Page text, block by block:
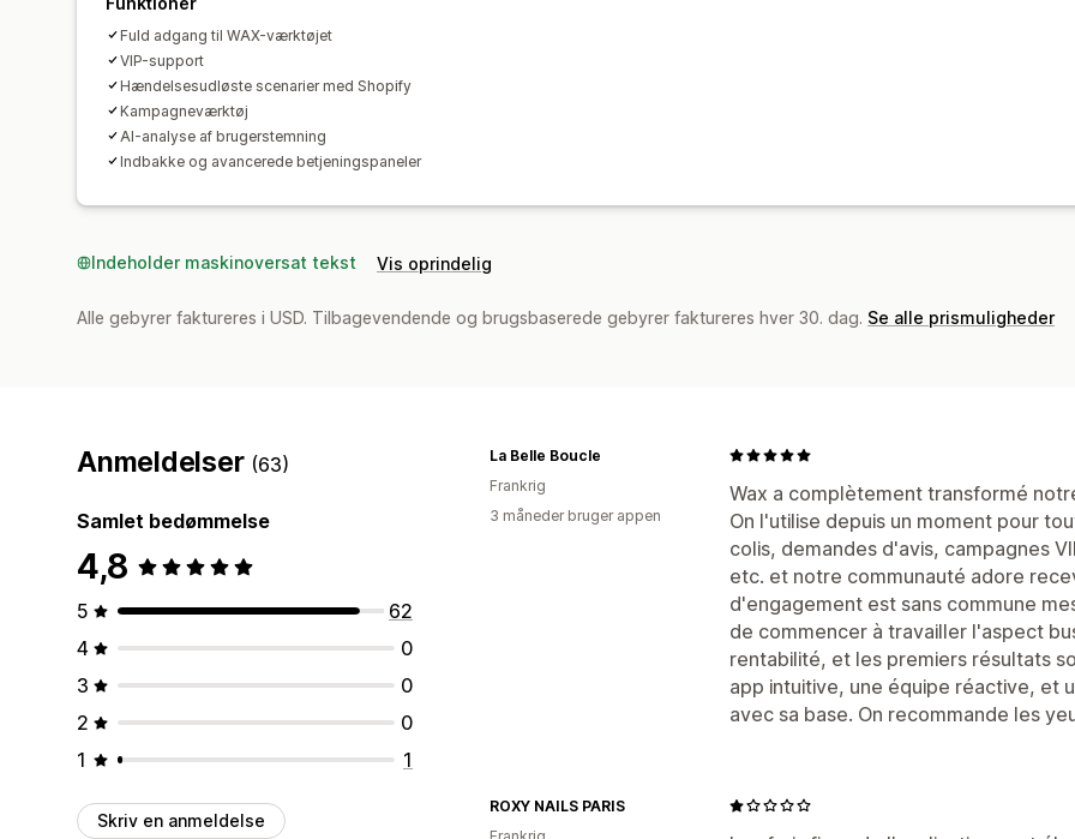
Fuld adgang til WAX-værktøjet
VIP-support
Hændelsesudløste scenarier med Shopify
Kampagneværktøj
AI-analyse af brugerstemning
Indbakke og avancerede betjeningspaneler
Indeholder maskinoversat tekst Vis oprindelig
Alle gebyrer faktureres i USD. Tilbagevendende og brugsbaserede gebyrer faktureres hver 30. dag. Se alle prismuligheder
Anmeldelser (63)
Samlet bedømmelse
4,8
5
62
4
0
3
0
2
0
1
1
Skriv en anmeldelse
Wax a complètement transformé
On l'utilise depuis un moment pour
colis, demandes d'avis, campagnes
etc. et notre communauté adore
d'engagement est sans commune
de commencer à travailler l'aspect
rentabilité, et les premiers résultats
app intuitive, une équipe réactive, et
avec sa base. On recommande les
La Belle Boucle
Frankrig
3 måneder bruger appen
ROXY NAILS PARIS